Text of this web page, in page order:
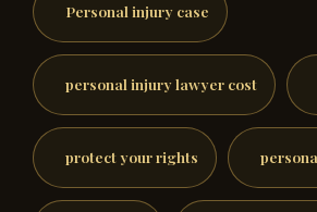
Personal injury case
personal injury lawyer cost
protect your rights